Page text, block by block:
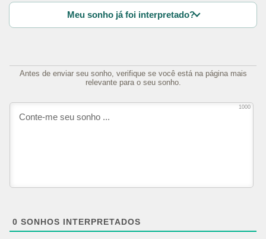
Meu sonho já foi interpretado?
Antes de enviar seu sonho, verifique se você está na página mais
relevante para o seu sonho.
1000
0 SONHOS INTERPRETADOS